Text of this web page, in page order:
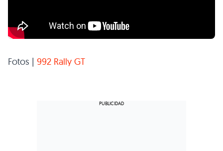
Fotos | 992 Rally GT